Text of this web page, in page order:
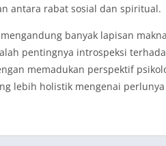
antara rabat sosial dan spiritual.
banyak lapisan
pentingnya introspeksi
memadukan perspektif
lebih holistik mengenai